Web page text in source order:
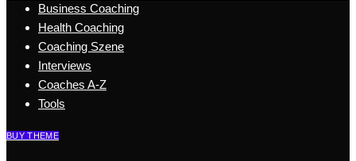
Business Coaching
Health Coaching
Coaching Szene
Interviews
Coaches A-Z
Tools
BUY THEME